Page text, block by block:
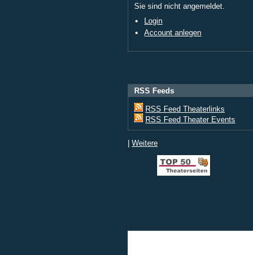
Sie sind nicht angemeldet.
Login
Account anlegen
RSS Feeds
RSS Feed Theaterlinks
RSS Feed Theater Events
| Weitere